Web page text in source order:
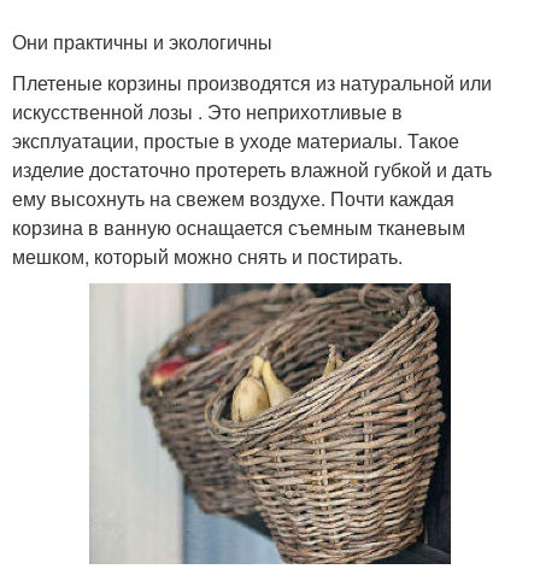
Они практичны и экологичны
Плетеные корзины производятся из натуральной или
искусственной лозы . Это неприхотливые в
эксплуатации, простые в уходе материалы. Такое
изделие достаточно протереть влажной губкой и дать
ему высохнуть на свежем воздухе. Почти каждая
корзина в ванную оснащается съемным тканевым
мешком, который можно снять и постирать.